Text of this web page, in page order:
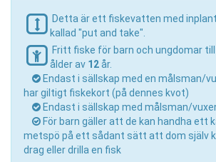
Detta är ett fiskevatten med
kallad "put and take".
Fritt fiske för barn och ungdomar
ålder av 12år.
Endast i sällskap med en målsman/
har giltigt fiskekort (på dennes kvot)
Endast i sällskap med målsman/
För barn gäller att de kan handha ett
metspö på ett sådant sätt att dom själv
drag eller drilla en fisk